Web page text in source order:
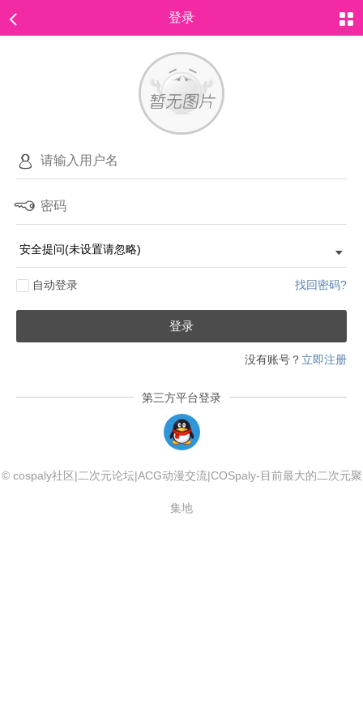
登录
自动登录 找回密码?
登录
没有账号？ 立即注册
第三方平台登录
© cospaly社区|二次元论坛|ACG动漫交流|COSpaly-目前最大的二次元聚
集地